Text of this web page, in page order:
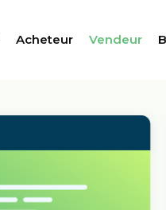
Acheteur Vendeur